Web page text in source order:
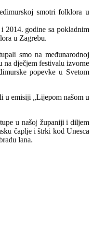
smotri folklora u
2014. godine sa pokladnim
u Zagrebu.
smo na međunarodnoj
dječjem festivalu izvorne
popevke u Svetom
u emisiji „Lijepom našom u
u našoj županiji i diljem
čaplje i štrki kod Unesca
lana.